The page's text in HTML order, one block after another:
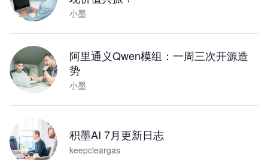
小墨
阿里通义Qwen模组：一周三次开源造
势
小墨
积墨AI 7月更新日志
keepcleargas